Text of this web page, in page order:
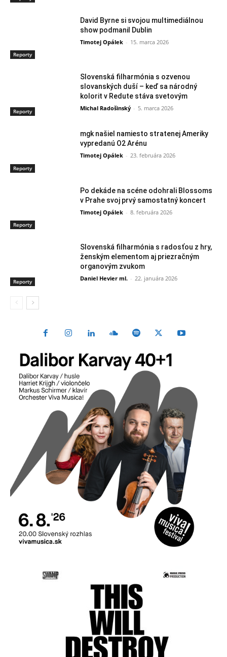
Reporty
David Byrne si svojou multimediálnou
show podmanil Dublin
Timotej Opálek - 15. marca 2026
Reporty
Slovenská filharmónia s ozvenou
slovanských duší – keď sa národný
kolorit v Redute stáva svetovým
Michal Radošinský - 5. marca 2026
Reporty
mgk našiel namiesto stratenej Ameriky
vypredanú O2 Arénu
Timotej Opálek - 23. februára 2026
Reporty
Po dekáde na scéne odohrali Blossoms
v Prahe svoj prvý samostatný koncert
Timotej Opálek - 8. februára 2026
Reporty
Slovenská filharmónia s radosťou z hry,
ženským elementom aj priezračným
organovým zvukom
Daniel Hevier ml. - 22. januára 2026